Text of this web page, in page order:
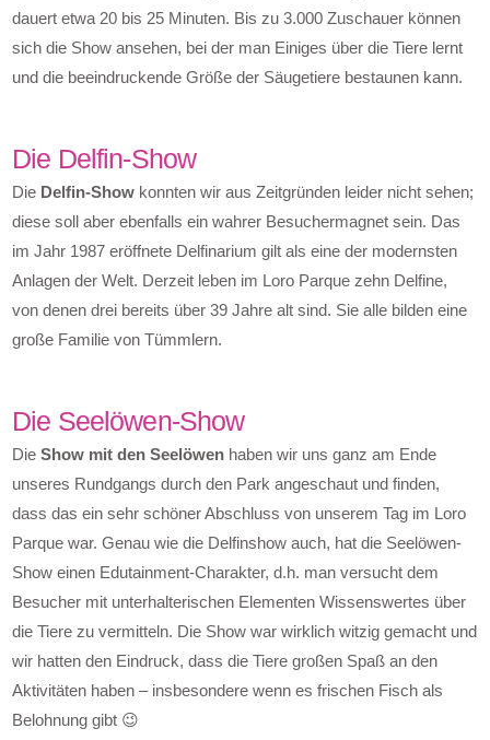
dauert etwa 20 bis 25 Minuten. Bis zu 3.000 Zuschauer können
sich die Show ansehen, bei der man Einiges über die Tiere lernt
und die beeindruckende Größe der Säugetiere bestaunen kann.
Die Delfin-Show
Die Delfin-Show konnten wir aus Zeitgründen leider nicht sehen;
diese soll aber ebenfalls ein wahrer Besuchermagnet sein. Das
im Jahr 1987 eröffnete Delfinarium gilt als eine der modernsten
Anlagen der Welt. Derzeit leben im Loro Parque zehn Delfine,
von denen drei bereits über 39 Jahre alt sind. Sie alle bilden eine
große Familie von Tümmlern.
Die Seelöwen-Show
DieShow mit den Seelöwen haben wir uns ganz am Ende
unseres Rundgangs durch den Park angeschaut und finden,
dass das ein sehr schöner Abschluss von unserem Tag im Loro
Parque war. Genau wie die Delfinshow auch, hat die Seelöwen-
Show einen Edutainment-Charakter, d.h. man versucht dem
Besucher mit unterhalterischen Elementen Wissenswertes über
die Tiere zu vermitteln. Die Show war wirklich witzig gemacht und
wir hatten den Eindruck, dass die Tiere großen Spaß an den
Aktivitäten haben – insbesondere wenn es frischen Fisch als
Belohnung gibt 😉